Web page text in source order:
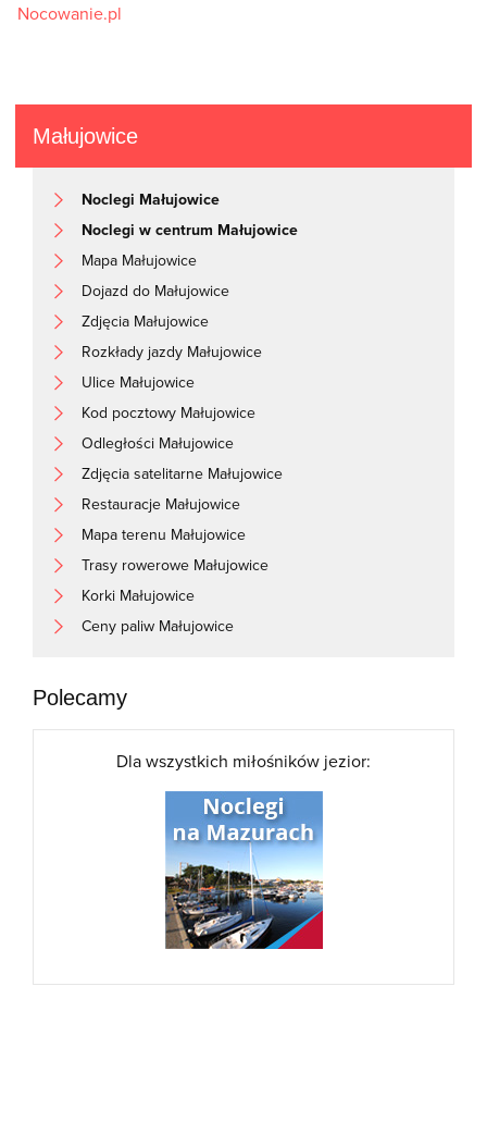
Nocowanie.pl
Małujowice
Noclegi Małujowice
Noclegi w centrum Małujowice
Mapa Małujowice
Dojazd do Małujowice
Zdjęcia Małujowice
Rozkłady jazdy Małujowice
Ulice Małujowice
Kod pocztowy Małujowice
Odległości Małujowice
Zdjęcia satelitarne Małujowice
Restauracje Małujowice
Mapa terenu Małujowice
Trasy rowerowe Małujowice
Korki Małujowice
Ceny paliw Małujowice
Polecamy
Dla wszystkich miłośników jezior: